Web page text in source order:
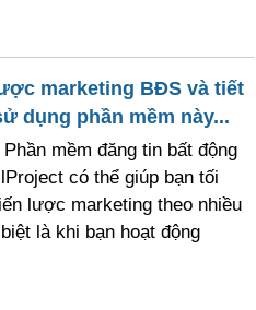
marketing BĐS và tiết
dụng phần mềm này...
mềm đăng tin bất động
có thể giúp bạn tối
lược marketing theo nhiều
là khi bạn hoạt động